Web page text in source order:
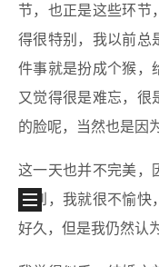
节，也正是这些环节
得很特别，我以前总
件事就是扮成个猴，
又觉得很是难忘，很
的脸呢，当然也是因
这一天也并不完美，
听到，我就很不愉快
好久，但是我仍然认